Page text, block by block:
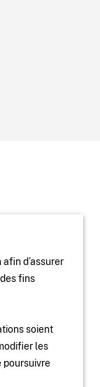
d’assurer
fins
soient
les
poursuivre